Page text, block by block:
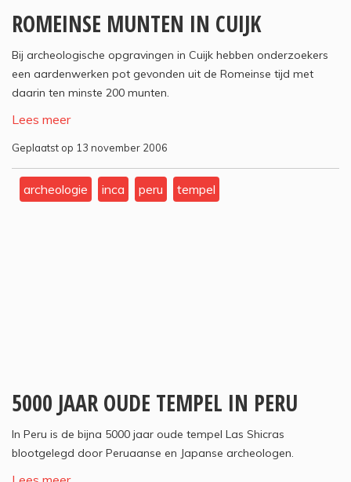
ROMEINSE MUNTEN IN CUIJK
Bij archeologische opgravingen in Cuijk hebben onderzoekers
een aardenwerken pot gevonden uit de Romeinse tijd met
daarin ten minste 200 munten.
Lees meer
Geplaatst op 13 november 2006
archeologie inca peru tempel
5000 JAAR OUDE TEMPEL IN PERU
In Peru is de bijna 5000 jaar oude tempel Las Shicras
blootgelegd door Peruaanse en Japanse archeologen.